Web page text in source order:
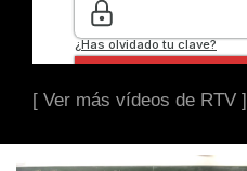
[ Ver más vídeos de RTV ]